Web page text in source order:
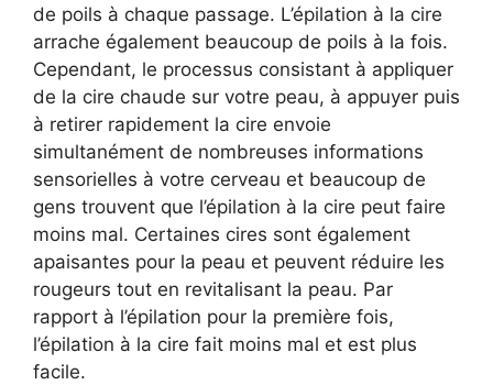
de poils à chaque passage. L’épilation à la cire
arrache également beaucoup de poils à la fois.
Cependant, le processus consistant à appliquer
de la cire chaude sur votre peau, à appuyer puis
à retirer rapidement la cire envoie
simultanément de nombreuses informations
sensorielles à votre cerveau et beaucoup de
gens trouvent que l’épilation à la cire peut faire
moins mal. Certaines cires sont également
apaisantes pour la peau et peuvent réduire les
rougeurs tout en revitalisant la peau. Par
rapport à l’épilation pour la première fois,
l’épilation à la cire fait moins mal et est plus
facile.